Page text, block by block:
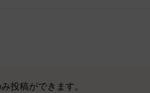
投稿ができます。